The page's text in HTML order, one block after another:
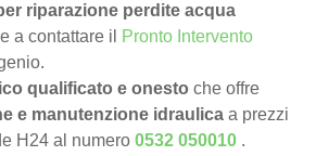
riparazione perdite acqua
a contattare il Pronto Intervento
qualificato e onesto che offre
e manutenzione idraulica a prezzi
H24 al numero0532 050010 .